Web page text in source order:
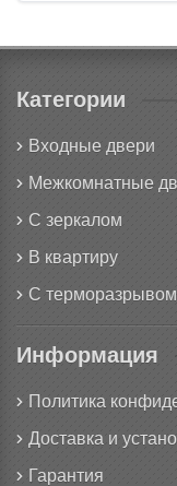
Категории
Входные двери
Межкомнатные
С зеркалом
В квартиру
С терморазрывом
Информация
Политика
Доставка и
Гарантия